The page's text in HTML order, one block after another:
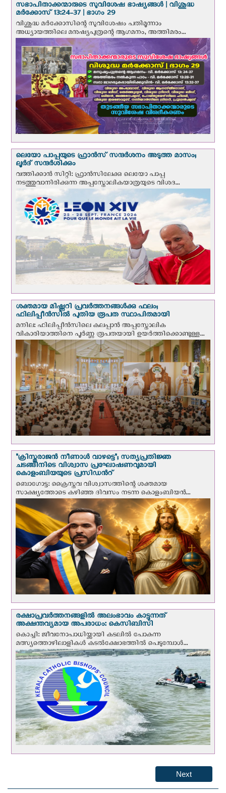
സഭാപിതാക്കന്മാരുടെ സുവിശേഷ ഭാഷ്യങ്ങള്‍ | വിശുദ്ധ
മര്‍ക്കോസ് 13:24-37 | ഭാഗം 29
വിശുദ്ധ മര്‍ക്കോസിന്റെ സുവിശേഷം പതിമൂന്നാം
അധ്യായത്തിലെ മനുഷ്യപുത്രന്റെ ആഗമനം, അത്തിമരം...
ലെയോ പാപ്പയുടെ ഫ്രാന്‍സ് സന്ദര്‍ശനം അടുത്ത മാസം;
ലൂര്‍ദ് സന്ദര്‍ശിക്കും
വത്തിക്കാന്‍ സിറ്റി: ഫ്രാൻസിലേക്കു ലെയോ പാപ്പ
നടത്തുവാനിരിക്കുന്ന അപ്പസ്തോലികയാത്രയുടെ വിശദ...
ശക്തമായ മിഷ്ണറി പ്രവർത്തനങ്ങൾക്കു ഫലം;
ഫിലിപ്പീൻസിൽ പുതിയ രൂപത സ്ഥാപിതമായി
മനില: ഫിലിപ്പീൻസിലെ കലപ്പാൻ അപ്പസ്തോലിക
വികാരിയാത്തിനെ പൂർണ്ണ രൂപതയായി ഉയർത്തിക്കൊണ്ടുള്ള...
"ക്രിസ്തുരാജന്‍ നീണാള്‍ വാഴട്ടെ"; സത്യപ്രതിജ്ഞ
ചടങ്ങിനിടെ വിശ്വാസ പ്രഘോഷണവുമായി
കൊളംബിയയുടെ പ്രസിഡന്‍റ്
ബൊഗോട്ട: ക്രൈസ്തവ വിശ്വാസത്തിന്റെ ശക്തമായ
സാക്ഷ്യത്തോടെ കഴിഞ്ഞ ദിവസം നടന്ന കൊളംബിയന്‍...
രക്ഷാപ്രവര്‍ത്തനങ്ങളില്‍ അലംഭാവം കാട്ടുന്നത്
അക്ഷന്തവ്യമായ അപരാധം: കെസിബിസി
കൊച്ചി: ജീവനോപാധിയ്ക്കായി കടലില്‍ പോകുന്ന
മത്സ്യത്തൊഴിലാളികള്‍ കടല്‍ക്ഷോഭത്തില്‍ പെടുമ്പോള്‍...
Next